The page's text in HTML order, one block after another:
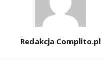
Redakcja Complito.pl